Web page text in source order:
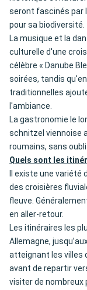
seront fascinés par
pour sa biodiversité.
La musique et la
culturelle d'une
célèbre « Danube
soirées, tandis
traditionnelles
l'ambiance.
La gastronomie le
schnitzel viennoise
roumains, sans
Quels sont les
Il existe une variété
des croisières
fleuve.
en aller-retour.
Les itinéraires les
Allemagne,
atteignant les villes
avant de repartir
visiter de nombreux